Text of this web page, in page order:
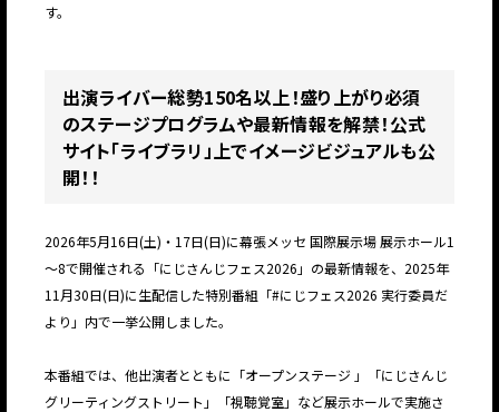
す。
出演ライバー総勢150名以上！盛り上がり必須
のステージプログラムや最新情報を解禁！公式
サイト「ライブラリ」上でイメージビジュアルも公
開！！
2026年5月16日(土)・17日(日)に幕張メッセ 国際展示場 展示ホール1
～8で開催される「にじさんじフェス2026」の最新情報を、2025年
11月30日(日)に生配信した特別番組「#にじフェス2026 実行委員だ
より」内で一挙公開しました。
本番組では、他出演者とともに「オープンステージ 」「にじさんじ
グリーティングストリート」「視聴覚室」など展示ホールで実施さ